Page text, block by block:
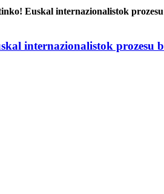
Euskal internazionalistok
internazionalistok prozesu